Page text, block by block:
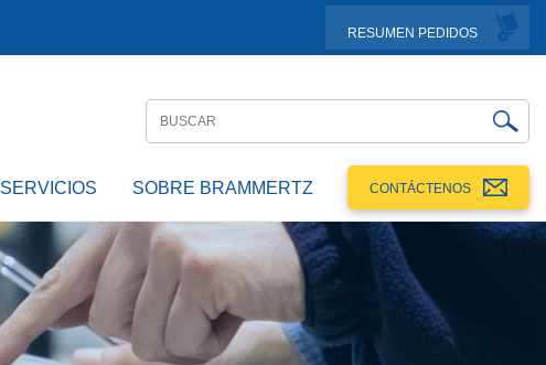
RESUMEN PEDIDOS
SERVICIOS SOBRE BRAMMERTZ CONTÁCTENOS